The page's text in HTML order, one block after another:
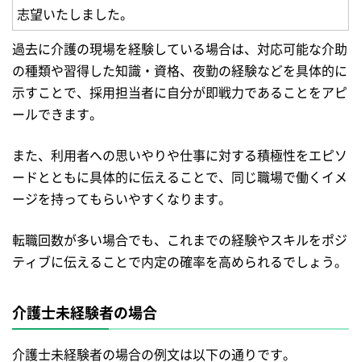
志望いたしました。
過去に介護の現場を経験している場合は、対応可能な介助
の種類や習得した知識・資格、夜勤の経験などを具体的に
示すことで、採用担当者に自分が即戦力であることをアピ
ールできます。
また、利用者への思いやりや仕事に対する積極性をエピソ
ードとともに具体的に伝えることで、同じ職場で働くイメ
ージを持ってもらいやすくなります。
転職回数が多い場合でも、これまでの経験やスキルをポジ
ティブに伝えることで内定の確率を高められるでしょう。
介護士未経験者の場合
介護士未経験者の場合の例文は以下の通りです。